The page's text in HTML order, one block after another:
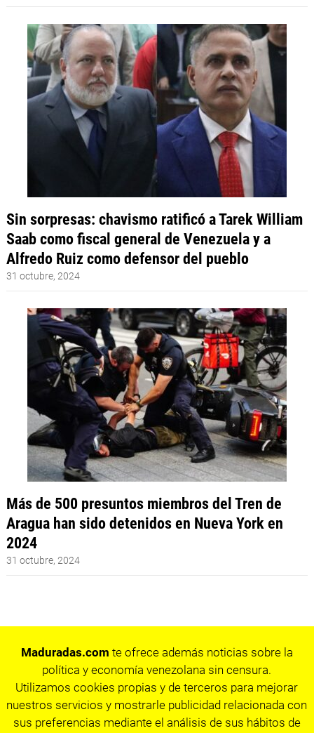
Sin sorpresas: chavismo ratificó a Tarek William
Saab como fiscal general de Venezuela y a
Alfredo Ruiz como defensor del pueblo
31 octubre, 2024
Más de 500 presuntos miembros del Tren de
Aragua han sido detenidos en Nueva York en
2024
31 octubre, 2024
Maduradas.com te ofrece además noticias sobre la
política y economía venezolana sin censura.
Utilizamos cookies propias y de terceros para mejorar
nuestros servicios y mostrarle publicidad relacionada con
sus preferencias mediante el análisis de sus hábitos de